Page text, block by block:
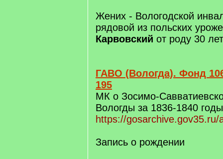
Жених - Вологодской
рядовой из польских
Карвовский от роду 30
ГАВО (Вологда). Фонд
195
МК о Зосимо-
Вологды за 1836-1840 годы
https://
Запись о рождении